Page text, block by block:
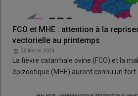
FCO et MHE : attention à la
vectorielle au printemps
28 février 2024
La fièvre catarrhale ovine (FCO) et la
épizootique (MHE) auront connu un fort…